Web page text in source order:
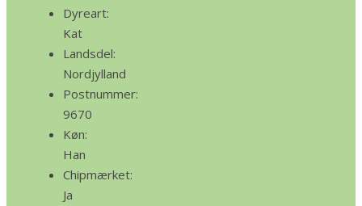
Dyreart:
Kat
Landsdel:
Nordjylland
Postnummer:
9670
Køn:
Han
Chipmærket:
Ja